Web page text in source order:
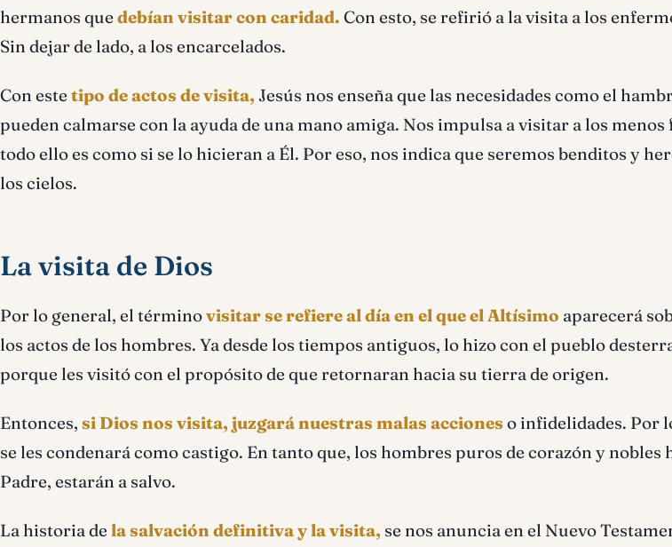
hermanos que debían visitar con caridad. Con esto, se refirió a la visita a los
Sin dejar de lado, a los encarcelados.
Con este tipo de actos de visita, Jesús nos enseña que las necesidades como el
pueden calmarse con la ayuda de una mano amiga. Nos impulsa a visitar a los
todo ello es como si se lo hicieran a Él. Por eso, nos indica que seremos benditos y
los cielos.
La visita de Dios
Por lo general, el términovisitar se refiere al día en el que el Altísimo aparecerá
los actos de los hombres. Ya desde los tiempos antiguos, lo hizo con el pueblo
porque les visitó con el propósito de que retornaran hacia su tierra de origen.
Entonces, si Dios nos visita, juzgará nuestras malas acciones o infidelidades. Por
se les condenará como castigo. En tanto que, los hombres puros de corazón y nobles
Padre, estarán a salvo.
La historia de la salvación definitiva y la visita, se nos anuncia en el Nuevo